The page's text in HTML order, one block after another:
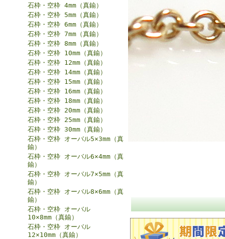
石枠・空枠 4mm（真鍮）
石枠・空枠 5mm（真鍮）
石枠・空枠 6mm（真鍮）
石枠・空枠 7mm（真鍮）
石枠・空枠 8mm（真鍮）
石枠・空枠 10mm（真鍮）
石枠・空枠 12mm（真鍮）
石枠・空枠 14mm（真鍮）
石枠・空枠 15mm（真鍮）
石枠・空枠 16mm（真鍮）
石枠・空枠 18mm（真鍮）
石枠・空枠 20mm（真鍮）
石枠・空枠 25mm（真鍮）
石枠・空枠 30mm（真鍮）
石枠・空枠 オーバル5×3mm（真
鍮）
石枠・空枠 オーバル6×4mm（真
鍮）
石枠・空枠 オーバル7×5mm（真
鍮）
石枠・空枠 オーバル8×6mm（真
鍮）
石枠・空枠 オーバル
10×8mm（真鍮）
石枠・空枠 オーバル
12×10mm（真鍮）